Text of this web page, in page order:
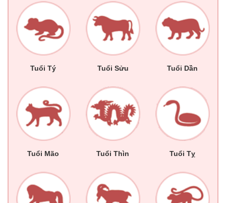
Tuổi Tý Tuổi Sửu Tuổi Dần
Tuổi Mão Tuổi Thìn Tuổi Tỵ